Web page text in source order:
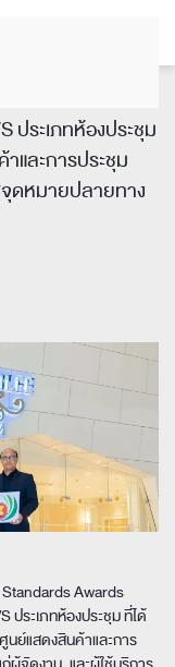
ประเภทห้องประชุม
และการประชุม
ดหมายปลายทาง
Awards
ประเภทห้องประชุม ที่ได้
นย์แสดงสินค้าและการ